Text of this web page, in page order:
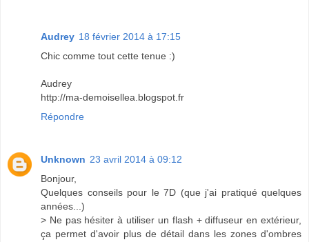
Audrey 18 février 2014 à 17:15
Chic comme tout cette tenue :)
Audrey
http://ma-demoisellea.blogspot.fr
Répondre
Unknown 23 avril 2014 à 09:12
Bonjour,
Quelques conseils pour le 7D (que j'ai pratiqué quelques
années...)
> Ne pas hésiter à utiliser un flash + diffuseur en extérieur,
ça permet d'avoir plus de détail dans les zones d'ombres